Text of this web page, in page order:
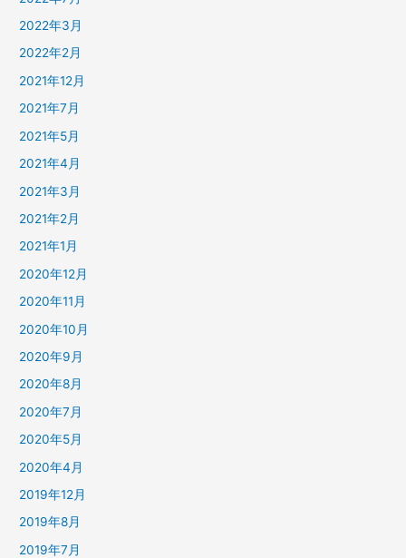
2022年3月
2022年2月
2021年12月
2021年7月
2021年5月
2021年4月
2021年3月
2021年2月
2021年1月
2020年12月
2020年11月
2020年10月
2020年9月
2020年8月
2020年7月
2020年5月
2020年4月
2019年12月
2019年8月
2019年7月